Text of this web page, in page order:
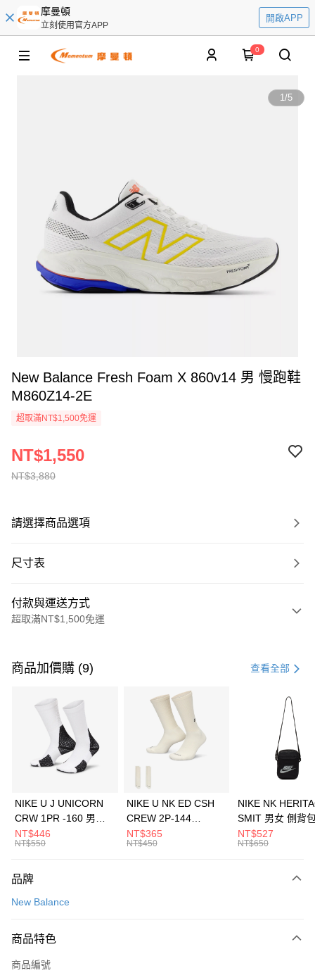
摩曼頓
立刻使用官方APP
開啟APP
0
1/5
New Balance Fresh Foam X 860v14 男 慢跑鞋
M860Z14-2E
超取滿NT$1,500免運
NT$3,880
NT$1,550
請選擇商品選項
尺寸表
付款與運送方式
超取滿NT$1,500免運
信用卡一次付款
3 期 0 利率 每期 21家銀行
合作金庫商業銀行
第一商業銀行
華南商業銀行
彰化商業銀行
上海商業儲蓄銀行
元大商業銀行
台灣樂天信用卡公司
Apple Pay
全盈+PAY
AFTEE先享後付
【關於「AFTEE先享後付」】
便利好安心！
３．安心：先確認商品／服務後，再付款。
【「AFTEE先享後付」結帳流程】
運送方式
每筆NT$100，滿NT$1,500(含以上)免運費
宅配
商品加價購 (9) 查看全部
NIKE U J UNICORN
CRW 1PR -160 男女
中統襪 FZ3393100
NT$446
NT$550
NIKE U NK ED CSH
CREW 2P-144
EMBRDY 男女 短統襪
FZ3073133
NT$365
NT$450
NIKE NK
SMIT 男女 側背
BA5871010
NT$527
NT$650
品牌
New Balance
商品特色
商品編號